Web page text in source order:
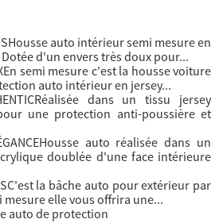
auto intérieur semi mesure en
d'un envers très doux pour...
semi mesure c'est la housse voiture
auto intérieur en jersey...
dans un tissu jersey
une protection anti-poussière et
auto réalisée dans un
doublée d'une face intérieure
la bâche auto pour extérieur par
mesure elle vous offrira une...
auto de protection